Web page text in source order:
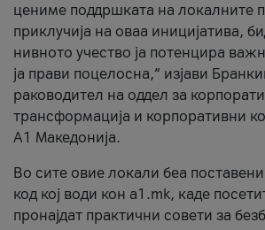
цениме поддршката на локалните
приклучија на оваа иницијатива,
нивното учество ја потенцира
ја прави поцелосна,“ изјави
раководител на оддел за
трансформација и корпоративни
А1 Македонија.
Во сите овие локали беа
код кој води кон a1.mk, каде
пронајдат практични совети за